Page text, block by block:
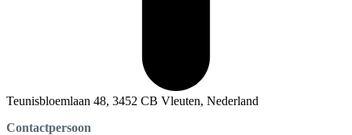
Teunisbloemlaan 48, 3452 CB Vleuten, Nederland
Contactpersoon